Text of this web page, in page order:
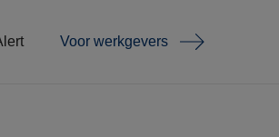
Voor werkgevers